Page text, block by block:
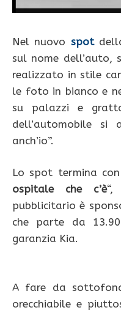
Nel nuovo spot
sul nome
realizzato in stile
le foto in bianco e
su palazzi e
dell’automobile si
anch’io”.
Lo spot termina
ospitale che c’è“,
pubblicitario è
che parte da
garanzia Kia.
A fare da
orecchiabile e